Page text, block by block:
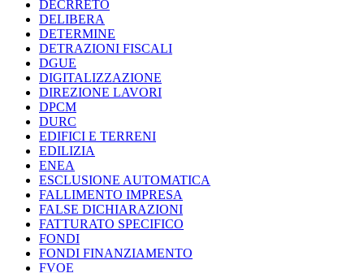
DECRRETO
DELIBERA
DETERMINE
DETRAZIONI FISCALI
DGUE
DIGITALIZZAZIONE
DIREZIONE LAVORI
DPCM
DURC
EDIFICI E TERRENI
EDILIZIA
ENEA
ESCLUSIONE AUTOMATICA
FALLIMENTO IMPRESA
FALSE DICHIARAZIONI
FATTURATO SPECIFICO
FONDI
FONDI FINANZIAMENTO
FVOE